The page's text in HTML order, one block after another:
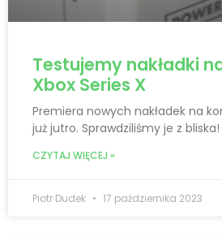
Testujemy nakładki
Xbox Series X
Premiera nowych nakładek na
już jutro. Sprawdziliśmy je z bliska!
CZYTAJ WIĘCEJ »
Piotr Dudek 17 października 2023